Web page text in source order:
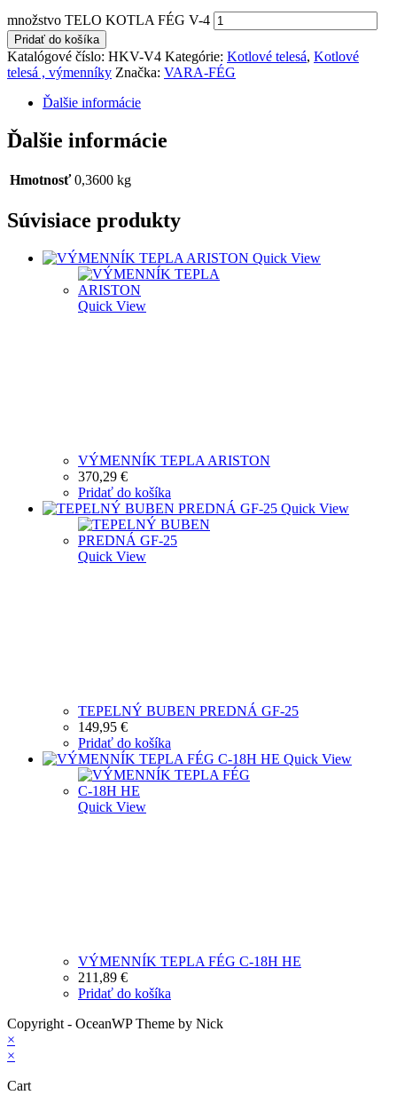
množstvo TELO KOTLA FÉG V-4
Pridať do košíka
Katalógové číslo: HKV-V4 Kategórie: Kotlové telesá, Kotlové
telesá , výmenníky Značka: VARA-FÉG
Ďalšie informácie
Ďalšie informácie
Hmotnosť 0,3600 kg
Súvisiace produkty
Quick View
Quick View
VÝMENNÍK TEPLA ARISTON
370,29 €
Pridať do košíka
Quick View
Quick View
TEPELNÝ BUBEN PREDNÁ GF-25
149,95 €
Pridať do košíka
Quick View
Quick View
VÝMENNÍK TEPLA FÉG C-18H HE
211,89 €
Pridať do košíka
Copyright - OceanWP Theme by Nick
×
×
Cart